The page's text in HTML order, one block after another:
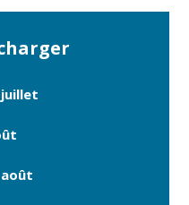
juillet
août